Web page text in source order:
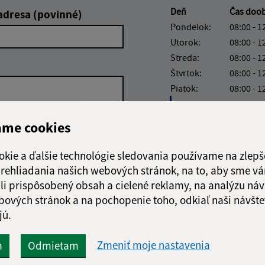
cookies
a ďalšie technológie sledovania používame na
našich webových stránok, na to, aby sme
prispôsobený obsah a cielené reklamy, na analýzu
stránok a na pochopenie toho, odkiaľ naši
Odmietam Zmeniť moje nastavenia
(povinné)
Google reCaptcha Response
Odoslať
správu
Deň Čas
Pondelok:
08:00 -
Utorok:
08:00 -
Streda:
08:00 -
Štvrtok:
08:00 -
Piatok:
08:00 -